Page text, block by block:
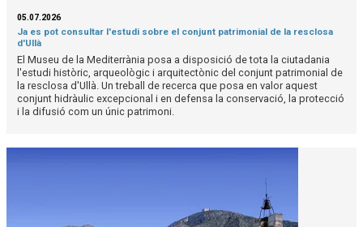
05.07.2026
Ja es pot consultar l'estudi sobre el conjunt patrimonial de la resclosa
d'Ullà
El Museu de la Mediterrània posa a disposició de tota la ciutadania
l'estudi històric, arqueològic i arquitectònic del conjunt patrimonial de
la resclosa d'Ullà. Un treball de recerca que posa en valor aquest
conjunt hidràulic excepcional i en defensa la conservació, la protecció
i la difusió com un únic patrimoni.